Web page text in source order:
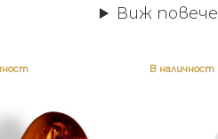
Виж повече
В наличност